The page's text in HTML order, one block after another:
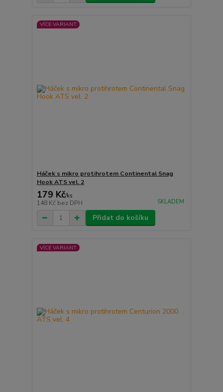
VÍCE VARIANT
Háček s mikro protihrotem Continental Snag
Hook ATS vel. 2
179 Kč/ks
148 Kč bez DPH SKLADEM
Přidat do košíku
VÍCE VARIANT